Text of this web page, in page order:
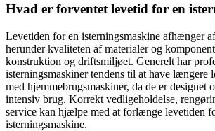
Hvad er forventet levetid for en
Levetiden for en isterningsmaskine afhænger
herunder kvaliteten af ​​materialer og
konstruktion og driftsmiljøet. Generelt har
isterningsmaskiner tendens til at have længere
med hjemmebrugsmaskiner, da de er designet
intensiv brug. Korrekt vedligeholdelse,
service kan hjælpe med at forlænge levetiden
isterningsmaskine.